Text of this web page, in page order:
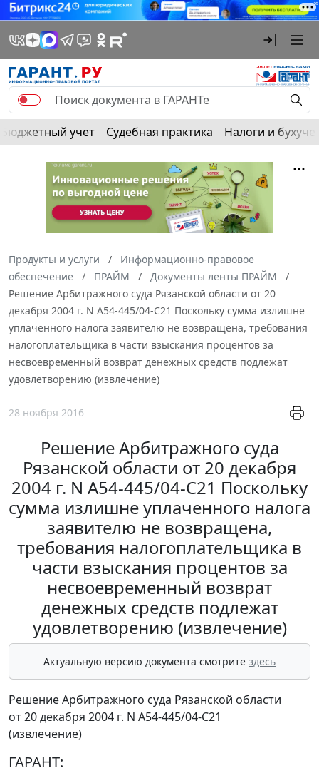
Бюджетный учет Судебная практика Налоги и
Продукты и услуги
Информационно-правовое
обеспечение
ПРАЙМ
Документы ленты ПРАЙМ
Решение Арбитражного суда Рязанской области от 20
декабря 2004 г. N А54-445/04-C21 Поскольку сумма излишне
уплаченного налога заявителю не возвращена, требования
налогоплательщика в части взыскания процентов за
несвоевременный возврат денежных средств подлежат
удовлетворению (извлечение)
28 ноября 2016
Решение Арбитражного суда
Рязанской области от 20 декабря
2004 г. N А54-445/04-C21 Поскольку
сумма излишне уплаченного налога
заявителю не возвращена,
требования налогоплательщика в
части взыскания процентов за
несвоевременный возврат
денежных средств подлежат
удовлетворению (извлечение)
Актуальную версию документа смотрите здесь
Решение Арбитражного суда Рязанской области
от 20 декабря 2004 г. N А54-445/04-C21
(извлечение)
ГАРАНТ: